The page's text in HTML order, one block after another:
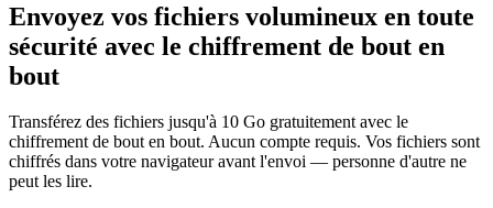
Envoyez vos fichiers volumineux en toute
sécurité avec le chiffrement de bout en
bout
Transférez des fichiers jusqu'à 10 Go gratuitement avec le
chiffrement de bout en bout. Aucun compte requis. Vos fichiers sont
chiffrés dans votre navigateur avant l'envoi — personne d'autre ne
peut les lire.